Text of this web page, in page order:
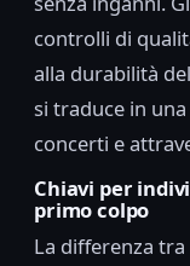
controlli di
alla durabilità
si traduce in
concerti e
Chiavi per
primo colpo
La differenza